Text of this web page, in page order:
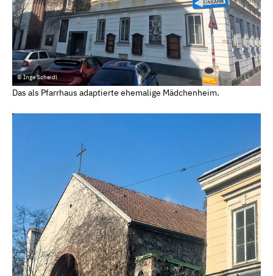
© Inge Scheidl
Das als Pfarrhaus adaptierte ehemalige Mädchenheim.